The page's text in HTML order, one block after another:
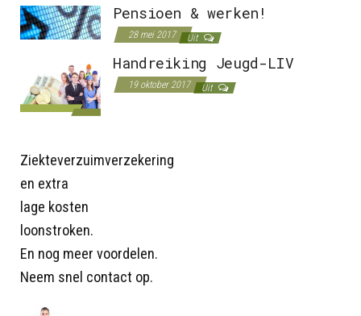
Pensioen & werken!
28 mei 2017 Uit
Handreiking Jeugd-LIV
19 oktober 2017 Uit
Ziekteverzuimverzekering
en extra
lage kosten
loonstroken.
En nog meer voordelen.
Neem snel contact op.